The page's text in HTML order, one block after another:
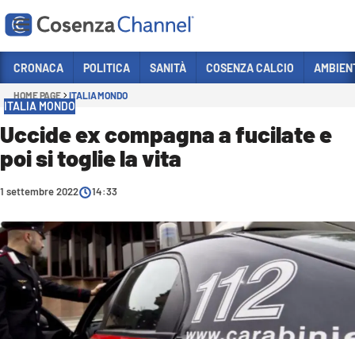
Sezioni
CRONACA
POLITICA
ITALIA MONDO
SANITÀ
SPORT
CULTURA
CRONACA POLITICA SANITÀ COSENZA CALCIO
HOME PAGE ITALIA MONDO
ITALIA MONDO
Uccide ex compagna a fucilate e
poi si toglie la vita
1 settembre 2022 14:33